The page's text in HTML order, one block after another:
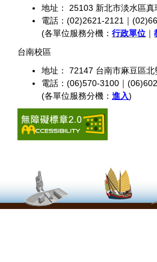
地址： 25103 新北市淡水區真
電話：(02)2621-2121｜
(各單位服務分機： 行政單位 ｜
台南校區
地址： 72147 台南市麻豆區
電話：(06)570-3100｜
(各單位服務分機： 進入)